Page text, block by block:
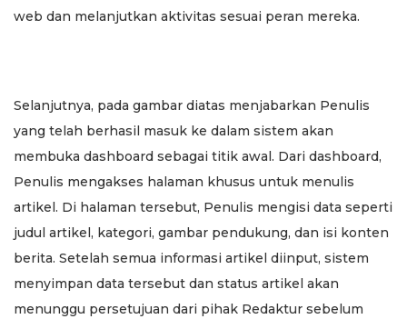
web dan melanjutkan aktivitas sesuai peran mereka.
Selanjutnya, pada gambar diatas menjabarkan Penulis
yang telah berhasil masuk ke dalam sistem akan
membuka dashboard sebagai titik awal. Dari dashboard,
Penulis mengakses halaman khusus untuk menulis
artikel. Di halaman tersebut, Penulis mengisi data seperti
judul artikel, kategori, gambar pendukung, dan isi konten
berita. Setelah semua informasi artikel diinput, sistem
menyimpan data tersebut dan status artikel akan
menunggu persetujuan dari pihak Redaktur sebelum